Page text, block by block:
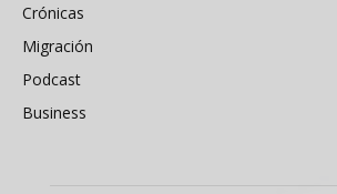
Crónicas
Migración
Podcast
Business